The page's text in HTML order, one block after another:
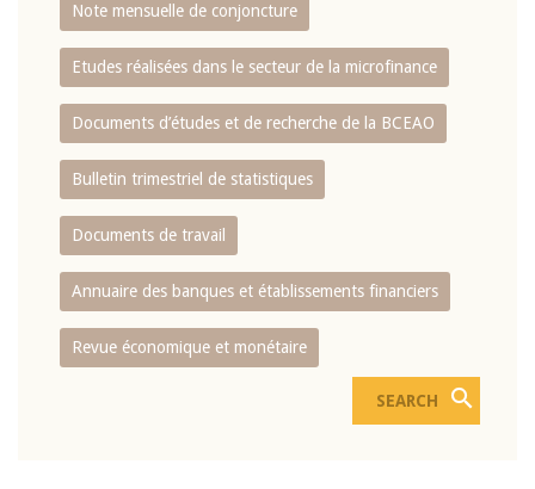
Note mensuelle de conjoncture
Etudes réalisées dans le secteur de la microfinance
Documents d’études et de recherche de la BCEAO
Bulletin trimestriel de statistiques
Documents de travail
Annuaire des banques et établissements financiers
Revue économique et monétaire